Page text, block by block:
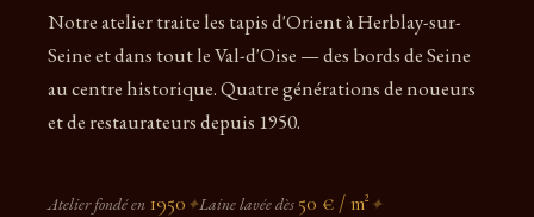
Notre atelier traite les tapis d'Orient à Herblay-sur-
Seine et dans tout le Val-d'Oise — des bords de Seine
au centre historique. Quatre générations de noueurs
et de restaurateurs depuis 1950.
Atelier fondé en 1950 ✦Laine lavée dès 50 € / m² ✦